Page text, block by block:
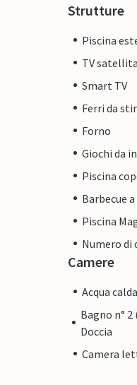
Strutture
Piscina
TV
Smart TV
Ferri da
Forno
Giochi da
Piscina
Barbecue a
Piscina
Numero di
Camere
Acqua
Bagno n° 2
Doccia
Camera